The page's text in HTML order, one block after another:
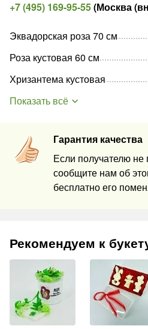
+7 (495) 169-95-55(Москва
Гарантия качества
Если получателю не
сообщите нам об
бесплатно его
Эквадорская роза 70 см
Роза кустовая 60 см
Хризантема кустовая
Показать всё
Рекомендуем к